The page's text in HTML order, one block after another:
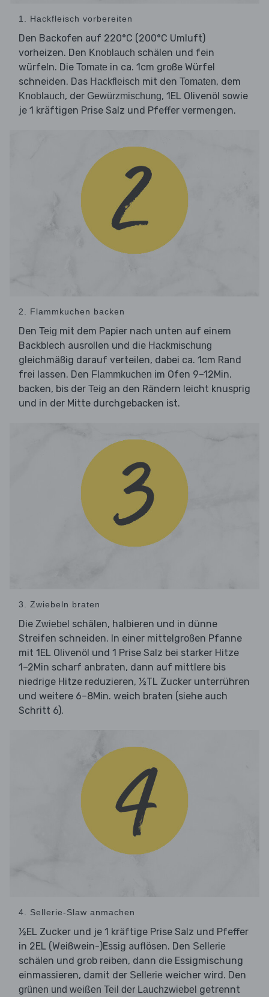
1. Hackfleisch vorbereiten
Den Backofen auf 220°C (200°C Umluft)
vorheizen. Den Knoblauch schälen und fein
würfeln. Die Tomate in ca. 1cm große Würfel
schneiden. Das Hackfleisch mit den Tomaten, dem
Knoblauch, der Gewürzmischung, 1EL Olivenöl sowie
je 1 kräftigen Prise Salz und Pfeffer vermengen.
2. Flammkuchen backen
Den Teig mit dem Papier nach unten auf einem
Backblech ausrollen und die Hackmischung
gleichmäßig darauf verteilen, dabei ca. 1cm Rand
frei lassen. Den Flammkuchen im Ofen 9–12Min.
backen, bis der Teig an den Rändern leicht knusprig
und in der Mitte durchgebacken ist.
3. Zwiebeln braten
Die Zwiebel schälen, halbieren und in dünne
Streifen schneiden. In einer mittelgroßen Pfanne
mit 1EL Olivenöl und 1 Prise Salz bei starker Hitze
1–2Min scharf anbraten, dann auf mittlere bis
niedrige Hitze reduzieren, ½TL Zucker unterrühren
und weitere 6–8Min. weich braten (siehe auch
Schritt 6).
4. Sellerie-Slaw anmachen
½EL Zucker und je 1 kräftige Prise Salz und Pfeffer
in 2EL (Weißwein-)Essig auflösen. Den Sellerie
schälen und grob reiben, dann die Essigmischung
einmassieren, damit der Sellerie weicher wird. Den
grünen und weißen Teil der Lauchzwiebel getrennt